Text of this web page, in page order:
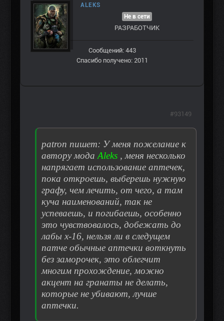
ALEKS
Не в сети
РАЗРАБОТЧИК
Сообщений: 443
Спасибо получено: 2011
patron пишет: У меня пожелание к
автору модаAleks , меня несколько
напрягает использование аптечек,
пока откроешь, выберешь нужную
графу, чем лечить, от чего, а там
куча наименований, так не
успеваешь, и погибаешь, особенно
это чувствовалось, добежать до
лабы х-16, нельзя ли в следущем
патче обычные аптечки воткнуть
без заморочек, это облегчит
многим прохождение, можно
акцент на гранаты не делать,
которые не убивают, лучше
аптечки.
#93149